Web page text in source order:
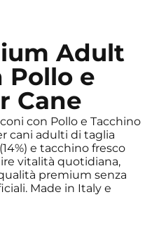
Adult
Pollo e
Cane
con Pollo e Tacchino
cani adulti di taglia
e tacchino fresco
vitalità quotidiana,
premium senza
Made in Italy e